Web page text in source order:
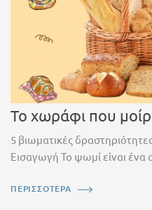
Το χωράφι που
5 βιωματικές
Εισαγωγή Το ψωμί είναι ένα
ΠΕΡΙΣΣΟΤΕΡΑ